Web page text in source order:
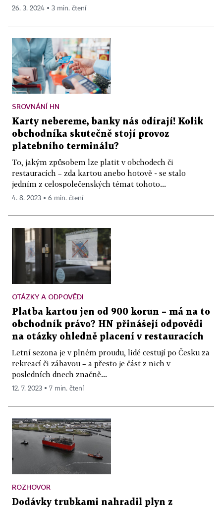
26. 3. 2024 ▪ 3 min. čtení
SROVNÁNÍ HN
Karty nebereme, banky nás odírají! Kolik
obchodníka skutečně stojí provoz
platebního terminálu?
To, jakým způsobem lze platit v obchodech či
restauracích – zda kartou anebo hotově - se stalo
jedním z celospolečenských témat tohoto...
4. 8. 2023 ▪ 6 min. čtení
OTÁZKY A ODPOVĚDI
Platba kartou jen od 900 korun – má na to
obchodník právo? HN přinášejí odpovědi
na otázky ohledně placení v restauracích
Letní sezona je v plném proudu, lidé cestují po Česku za
rekreací či zábavou – a přesto je část z nich v
posledních dnech značně...
12. 7. 2023 ▪ 7 min. čtení
ROZHOVOR
Dodávky trubkami nahradil plyn z